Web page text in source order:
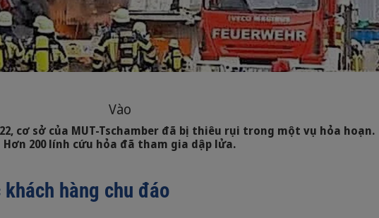
Vào
cơ sở của MUT-Tschamber đã bị thiêu rụi trong một vụ hỏa hoạn.
Hơn 200 lính cứu hỏa đã tham gia dập lửa.
hàng chu đáo